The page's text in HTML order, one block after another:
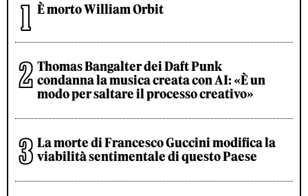
È morto William Orbit
Thomas Bangalter dei Daft Punk
condanna la musica creata con AI: «È un
modo per saltare il processo creativo»
La morte di Francesco Guccini modifica la
viabilità sentimentale di questo Paese